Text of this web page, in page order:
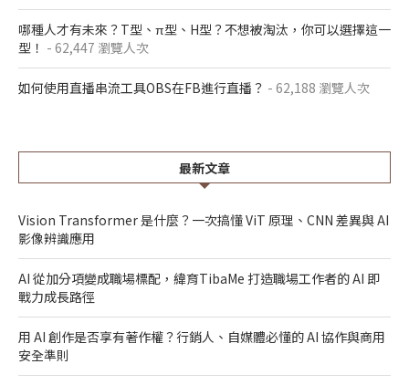
哪種人才有未來？T型、π型、H型？不想被淘汰，你可以選擇這一
型！ - 62,447 瀏覽人次
如何使用直播串流工具OBS在FB進行直播？ - 62,188 瀏覽人次
最新文章
Vision Transformer 是什麼？一次搞懂 ViT 原理、CNN 差異與 AI
影像辨識應用
AI 從加分項變成職場標配，緯育TibaMe 打造職場工作者的 AI 即
戰力成長路徑
用 AI 創作是否享有著作權？行銷人、自媒體必懂的 AI 協作與商用
安全準則